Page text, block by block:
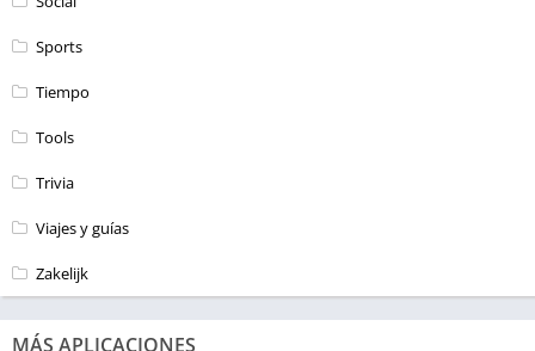
Sports
Tiempo
Tools
Trivia
Viajes y guías
Zakelijk
MÁS APLICACIONES